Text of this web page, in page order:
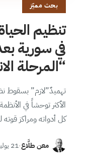
بحث مميّز
تنظيم
في سورية
“المرحلة
تهميدٌ”لازم” بسقوط
الأكثر توحشاً في
كل أدواته ومراكز
معن طلَّاع·21 يوليو 2026